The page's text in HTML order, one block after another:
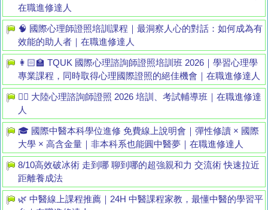
在職進修達人
🧠 國際心理師證照培訓課程｜最洞察人心的對話：如何成為有
效能的助人者｜在職進修達人
👩🏻‍🏫 TQUK 國際心理諮詢師證照培訓班 2026｜學習心理學
專業課程，同時取得心理國際證照的絕佳機會｜在職進修達人
👩‍⚕️ 大陸心理諮詢師證照 2026 培訓、考試輔導班｜在職進修達
人
🎓 國際中醫本科學位進修 免費線上說明會｜彈性修讀 × 國際
大學 × 高含金量｜非本科系也能圓中醫夢｜在職進修達人
8/10高效破冰術 走到哪 聊到哪的超強親和力 交流術 快速拉近
距離養成法
🌿 中醫線上課程推薦｜24H 中醫課程家教，最懂中醫的學習平